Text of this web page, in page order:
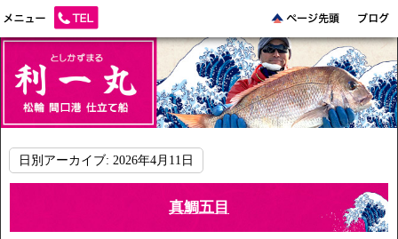
日別アーカイブ: 2026年4月11日
真鯛五目